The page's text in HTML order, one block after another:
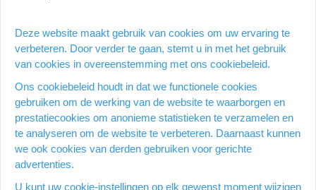
Heb je een vraag over dit
product?
Vraag stellen
Productomschrijving
Deze website maakt gebruik van cookies om uw ervaring te
verbeteren. Door verder te gaan, stemt u in met het gebruik
van cookies in overeenstemming met ons cookiebeleid.
Ons cookiebeleid houdt in dat we functionele cookies
gebruiken om de werking van de website te waarborgen en
prestatiecookies om anonieme statistieken te verzamelen en
te analyseren om de website te verbeteren. Daarnaast kunnen
we ook cookies van derden gebruiken voor gerichte
advertenties.
U kunt uw cookie-instellingen op elk gewenst moment wijzigen